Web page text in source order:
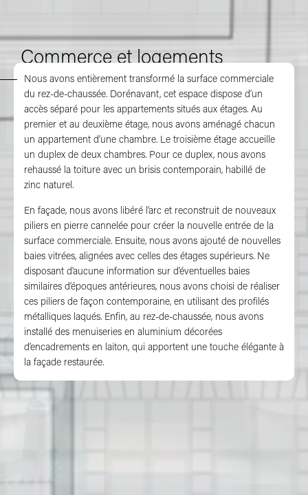
Commerce et logements
Nous avons entièrement transformé la surface commerciale
du rez-de-chaussée. Dorénavant, cet espace dispose d’un
accès séparé pour les appartements situés aux étages. Au
premier et au deuxième étage, nous avons aménagé chacun
un appartement d’une chambre. Le troisième étage accueille
un duplex de deux chambres. Pour ce duplex, nous avons
rehaussé la toiture avec un brisis contemporain, habillé de
zinc naturel.
En façade, nous avons libéré l’arc et reconstruit de nouveaux
piliers en pierre cannelée pour créer la nouvelle entrée de la
surface commerciale. Ensuite, nous avons ajouté de nouvelles
baies vitrées, alignées avec celles des étages supérieurs. Ne
disposant d’aucune information sur d’éventuelles baies
similaires d’époques antérieures, nous avons choisi de réaliser
ces piliers de façon contemporaine, en utilisant des profilés
métalliques laqués. Enfin, au rez-de-chaussée, nous avons
installé des menuiseries en aluminium décorées
d’encadrements en laiton, qui apportent une touche élégante à
la façade restaurée.